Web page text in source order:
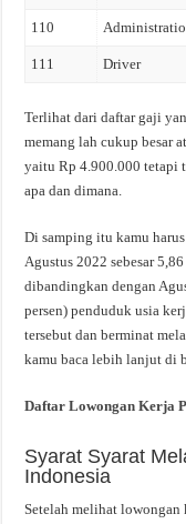
110
111 Driver
Terlihat dari daftar gaji
memang lah cukup besar
yaitu Rp 4.900.000 tetapi
apa dan dimana.
Di samping itu kamu
Agustus 2022 sebesar
dibandingkan dengan
persen) penduduk usia
tersebut dan berminat
kamu baca lebih lanjut di
Daftar Lowongan Kerja
Syarat Syarat
Indonesia
Setelah melihat lowongan